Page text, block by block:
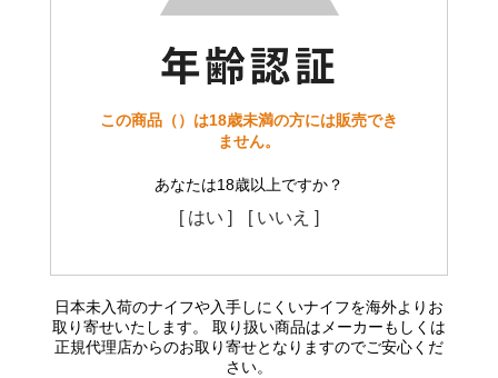
この商品（）は18歳未満の方には販売でき
ません。
あなたは18歳以上ですか？
[ はい ] [ いいえ ]
日本未入荷のナイフや入手しにくいナイフを海外よりお
取り寄せいたします。 取り扱い商品はメーカーもしくは
正規代理店からのお取り寄せとなりますのでご安心くだ
さい。